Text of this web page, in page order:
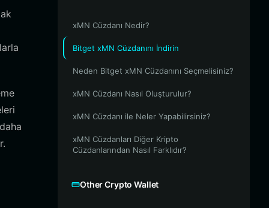
xMN Cüzdanı Nedir?
Bitget xMN Cüzdanını İndirin
Neden Bitget xMN Cüzdanını Seçmelisiniz?
xMN Cüzdanı Nasıl Oluşturulur?
xMN Cüzdanı ile Neler Yapabilirsiniz?
xMN Cüzdanları Diğer Kripto
Cüzdanlarından Nasıl Farklıdır?
Other Crypto Wallet